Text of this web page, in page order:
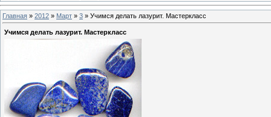
Главная » 2012 » Март » 3 » Учимся делать лазурит. Мастеркласс
Учимся делать лазурит. Мастеркласс